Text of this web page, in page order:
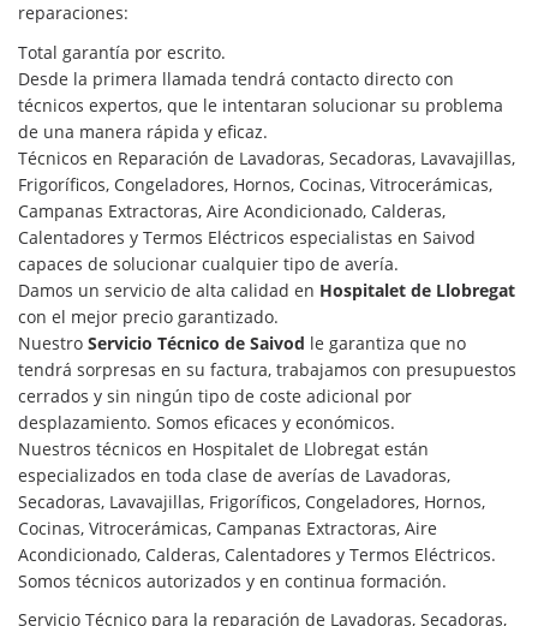
reparaciones:
Total garantía por escrito.
Desde la primera llamada tendrá contacto directo con
técnicos expertos, que le intentaran solucionar su problema
de una manera rápida y eficaz.
Técnicos en Reparación de Lavadoras, Secadoras, Lavavajillas,
Frigoríficos, Congeladores, Hornos, Cocinas, Vitrocerámicas,
Campanas Extractoras, Aire Acondicionado, Calderas,
Calentadores y Termos Eléctricos especialistas en Saivod
capaces de solucionar cualquier tipo de avería.
Damos un servicio de alta calidad en Hospitalet de Llobregat
con el mejor precio garantizado.
Nuestro Servicio Técnico de Saivod le garantiza que no
tendrá sorpresas en su factura, trabajamos con presupuestos
cerrados y sin ningún tipo de coste adicional por
desplazamiento. Somos eficaces y económicos.
Nuestros técnicos en Hospitalet de Llobregat están
especializados en toda clase de averías de Lavadoras,
Secadoras, Lavavajillas, Frigoríficos, Congeladores, Hornos,
Cocinas, Vitrocerámicas, Campanas Extractoras, Aire
Acondicionado, Calderas, Calentadores y Termos Eléctricos.
Somos técnicos autorizados y en continua formación.
Servicio Técnico para la reparación de Lavadoras, Secadoras,